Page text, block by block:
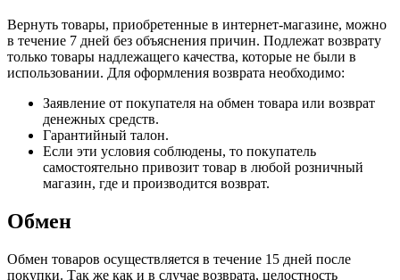
Вернуть товары, приобретенные в интернет-магазине, можно
в течение 7 дней без объяснения причин. Подлежат возврату
только товары надлежащего качества, которые не были в
использовании. Для оформления возврата необходимо:
Заявление от покупателя на обмен товара или возврат
денежных средств.
Гарантийный талон.
Если эти условия соблюдены, то покупатель
самостоятельно привозит товар в любой розничный
магазин, где и производится возврат.
Обмен
Обмен товаров осуществляется в течение 15 дней после
покупки. Так же как и в случае возврата, целостность